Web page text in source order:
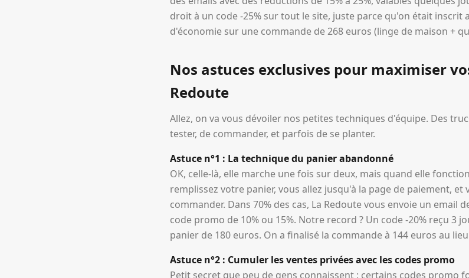
droit à un code -25% sur tout le site, juste parce qu'on était inscrit
d'économie sur une commande de 268 euros (linge de maison +
Nos astuces exclusives pour maximiser
Redoute
Allez, on va vous dévoiler nos petites techniques d'équipe. Des
tester, de commander, et parfois de se planter.
Astuce n°1 : La technique du panier abandonné
OK, celle-là, elle marche une fois sur deux, mais quand elle
remplissez votre panier, vous allez jusqu'à la page de paiement,
commander. Dans 70% des cas, La Redoute vous envoie un email
code promo de 10% ou 15%. Notre record ? Un code -20% reçu 3
panier de 180 euros. On a finalisé la commande à 144 euros au
Astuce n°2 : Cumuler les ventes privées avec les codes promo
Petit secret que peu de gens connaissent : certains codes promo